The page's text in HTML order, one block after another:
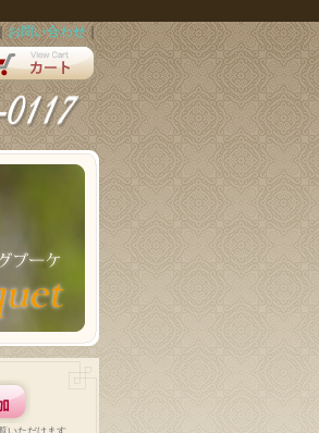
｜お問い合わせ｜
いただけます